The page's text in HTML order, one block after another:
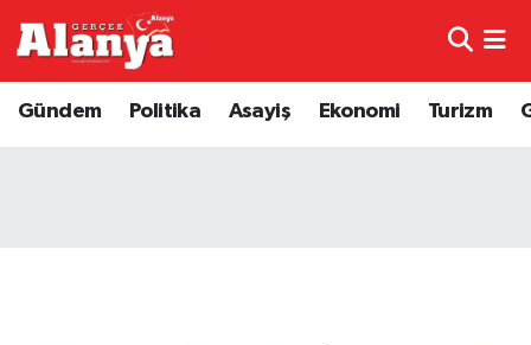
Gündem Politika Asayiş Ekonomi Turizm
Genel
Trafik Durumu